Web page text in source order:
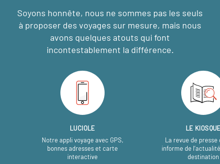
Soyons honnête, nous ne sommes pas les seuls
à proposer des voyages sur mesure, mais nous
avons quelques atouts qui font
incontestablement la différence.
LUCIOLE
Notre appli voyage avec GPS,
bonnes adresses et carte
interactive
LE
La revue de presse
informe de
destination